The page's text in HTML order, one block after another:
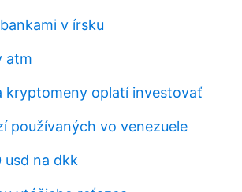
v írsku
atm
kryptomeny oplatí investovať
používaných vo venezuele
usd na dkk